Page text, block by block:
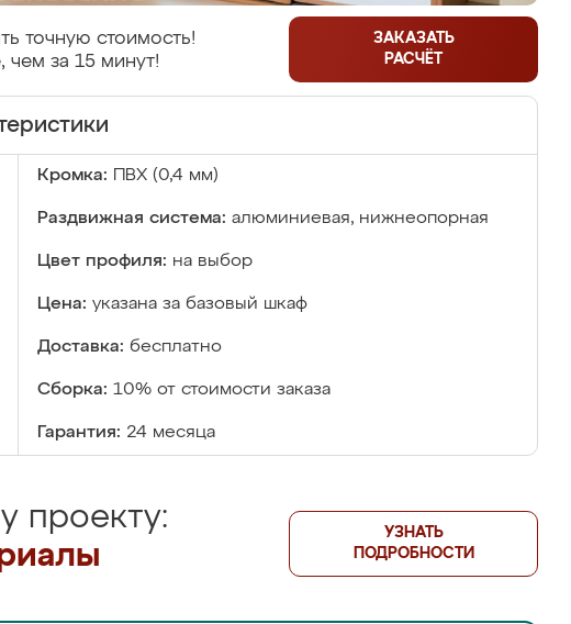
точную стоимость!
чем за 15 минут!
ЗАКАЗАТЬ
РАСЧЁТ
Кромка: ПВХ (0,4 мм)
Раздвижная система: алюминиевая, нижнеопорная
Цвет профиля: на выбор
Цена: указана за базовый шкаф
Доставка: бесплатно
Сборка: 10% от стоимости заказа
Гарантия: 24 месяца
проекту:
УЗНАТЬ
ПОДРОБНОСТИ